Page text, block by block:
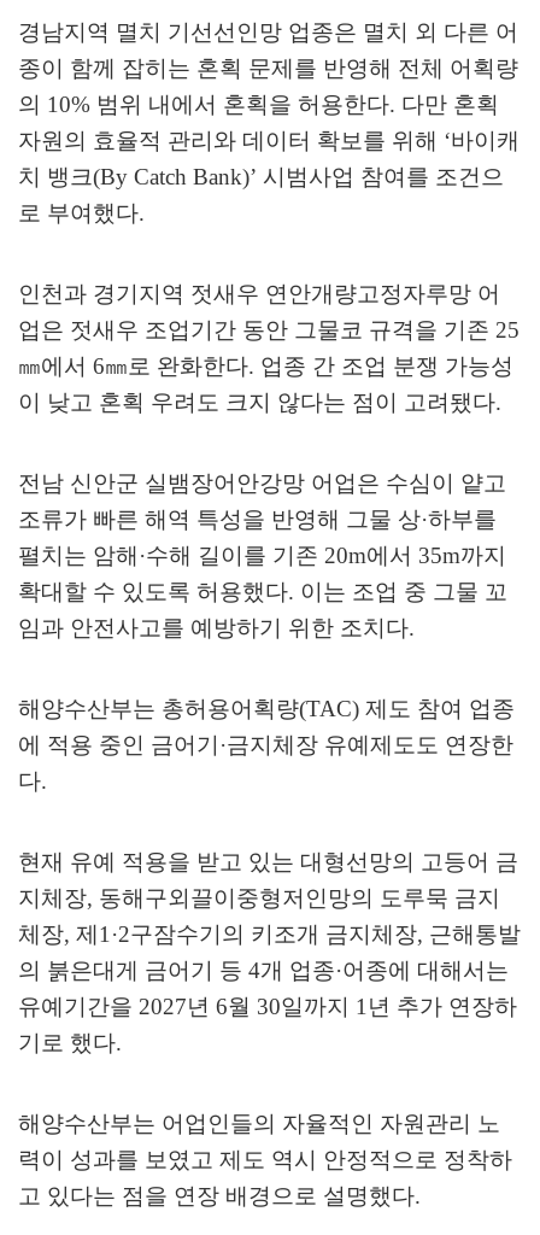
경남지역 멸치 기선선인망 업종은 멸치 외 다른 어
종이 함께 잡히는 혼획 문제를 반영해 전체 어획량
의 10% 범위 내에서 혼획을 허용한다. 다만 혼획
자원의 효율적 관리와 데이터 확보를 위해 ‘바이캐
치 뱅크(By Catch Bank)’ 시범사업 참여를 조건으
로 부여했다.
인천과 경기지역 젓새우 연안개량고정자루망 어
업은 젓새우 조업기간 동안 그물코 규격을 기존 25
㎜에서 6㎜로 완화한다. 업종 간 조업 분쟁 가능성
이 낮고 혼획 우려도 크지 않다는 점이 고려됐다.
전남 신안군 실뱀장어안강망 어업은 수심이 얕고
조류가 빠른 해역 특성을 반영해 그물 상·하부를
펼치는 암해·수해 길이를 기존 20m에서 35m까지
확대할 수 있도록 허용했다. 이는 조업 중 그물 꼬
임과 안전사고를 예방하기 위한 조치다.
해양수산부는 총허용어획량(TAC) 제도 참여 업종
에 적용 중인 금어기 ·금지체장 유예제도도 연장한
다.
현재 유예 적용을 받고 있는 대형선망의 고등어 금
지체장, 동해구외끌이중형저인망의 도루묵 금지
체장, 제1·2구잠수기의 키조개 금지체장, 근해통발
의 붉은대게 금어기 등 4개 업종·어종에 대해서는
유예기간을 2027년 6월 30일까지 1 년 추가 연장하
기로 했다.
해양수산부는 어업인들의 자율적인 자원관리 노
력이 성과를 보였고 제도 역시 안정적으로 정착하
고 있다는 점을 연장 배경으로 설명했다.